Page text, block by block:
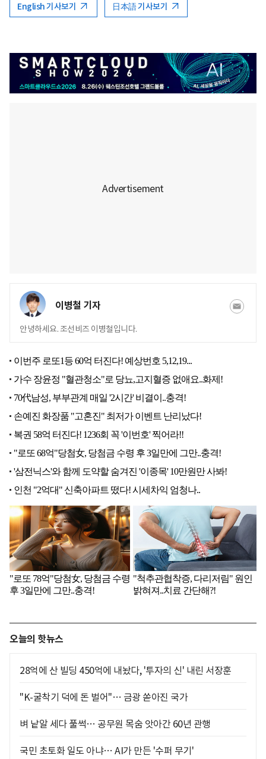
English 기사보기 日本語 기사보기
이병철 기자
안녕하세요. 조선비즈 이병철입니다.
오늘의 핫뉴스
28억에 산 빌딩 450억에 내놨다, '투자의 신' 내린 서장훈
"K-굴착기 덕에 돈 벌어"… 금광 쏟아진 국가
벼 낱알 세다 풀썩… 공무원 목숨 앗아간 60년 관행
국민 초토화 일도 아냐… AI가 만든 '수퍼 무기'